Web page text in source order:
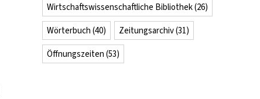
Wirtschaftswissenschaftliche Bibliothek(26)
Wörterbuch (40) Zeitungsarchiv(31)
Öffnungszeiten (53)